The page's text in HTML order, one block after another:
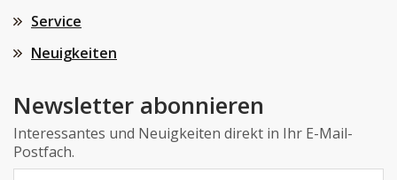
Service
Neuigkeiten
Newsletter abonnieren
Interessantes und Neuigkeiten direkt in Ihr E-Mail-
Postfach.